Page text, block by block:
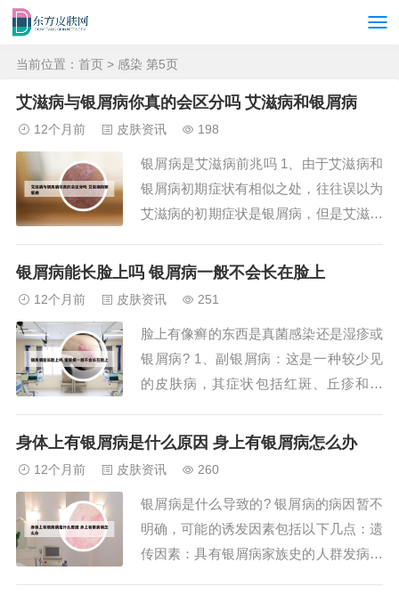
当前位置： 首页 > 感染 第5页
艾滋病与银屑病你真的会区分吗 艾滋病和银屑病
12个月前 皮肤资讯 198
银屑病是艾滋病前兆吗 1、由于艾滋病和
银屑病初期症状有相似之处，往往误以为
艾滋病的初期症状是银屑病，但是艾滋病
要是由性生活和血液传播和感染，患者性
除艾滋病的感染，平时要注意禁止不洁的
性生活。2...
银屑病能长脸上吗 银屑病一般不会长在脸上
12个月前 皮肤资讯 251
脸上有像癣的东西是真菌感染还是湿疹或
银屑病? 1、副银屑病：这是一种较少见
的皮肤病，其症状包括红斑、丘疹和鳞
疹是一种过敏性炎症性皮肤病，其慢性期
头癣：这是一种由真菌感染引起的皮肤
病，可能导致头...
身体上有银屑病是什么原因 身上有银屑病怎么办
12个月前 皮肤资讯 260
银屑病是什么导致的? 银屑病的病因暂不
明确，可能的诱发因素包括以下几点：遗
传因素：具有银屑病家族史的人群发病率